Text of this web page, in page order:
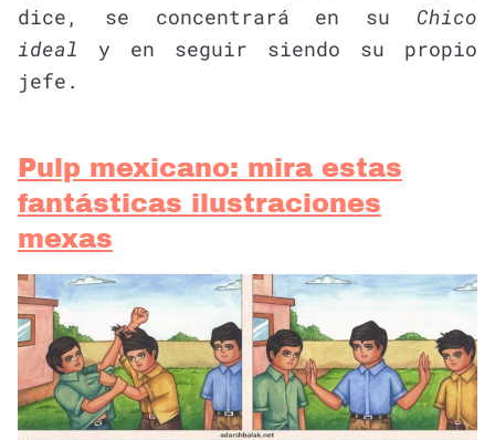
dice, se concentrará en su Chico
ideal y en seguir siendo su propio
jefe.
Pulp mexicano: mira estas
fantásticas ilustraciones
mexas